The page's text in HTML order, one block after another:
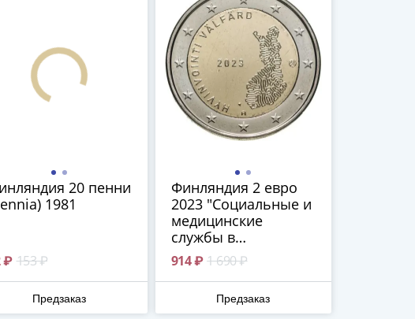
20 пенни
1981
₽ 153 ₽
Предзаказ
Финляндия 2 евро
2023 "Социальные и
медицинские
службы в
Финляндии"
914 ₽ 1 690 ₽
Предзаказ